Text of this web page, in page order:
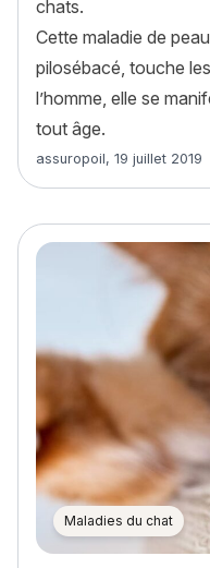
chats.
Cette maladie de
pilosébacé, touche
l’homme, elle se
tout âge.
Article rédigé par
assuropoil, 19 juillet 2019
Maladies du chat